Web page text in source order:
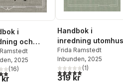
i
och
, 2025
5 stjärnor. Totalt antal röster:
(16)
Handbok i
inredning utomhus
Frida Ramstedt
Inbunden, 2025
5,0utav 5 stjärnor.
(1)
319 kr